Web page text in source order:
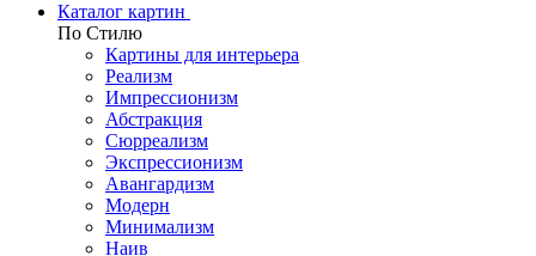
Каталог картин
По Стилю
Картины для интерьера
Реализм
Импрессионизм
Абстракция
Сюрреализм
Экспрессионизм
Авангардизм
Модерн
Минимализм
Наив